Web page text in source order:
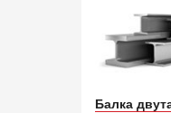
Балка